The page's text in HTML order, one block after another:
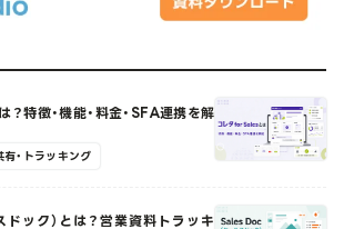
特徴・機能・料金・SFA連携を解
有・トラッキング
ック）とは？営業資料トラッキ